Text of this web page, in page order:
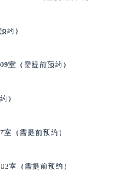
约）
室（需提前预约）
）
（需提前预约）
室（需提前预约）